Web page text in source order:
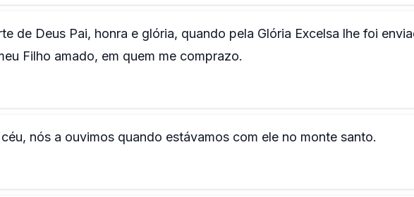
de Deus Pai, honra e glória, quando pela Glória Excelsa lhe foi
Filho amado, em quem me comprazo.
nós a ouvimos quando estávamos com ele no monte santo.